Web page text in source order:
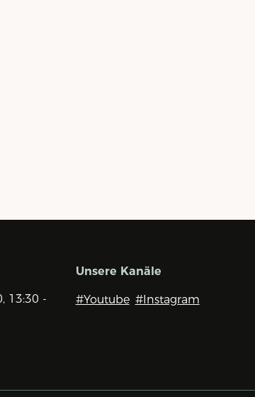
13:30 -
Unsere Kanäle
#Youtube #Instagram